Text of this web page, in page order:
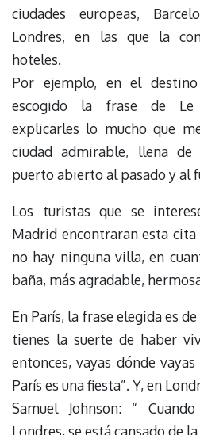
ciudades europeas,
Londres, en las que la
hoteles.
Por ejemplo, en el
escogido la frase de Le
explicarles lo mucho que
ciudad admirable, llena
puerto abierto al pasado y al
Los turistas que se
Madrid encontraran esta cita
no hay ninguna villa, en
baña, más agradable,
En París, la frase elegida es
tienes la suerte de haber
entonces, vayas dónde
París es una fiesta”. Y, en
Samuel Johnson: “
Londres, se está cansado de la